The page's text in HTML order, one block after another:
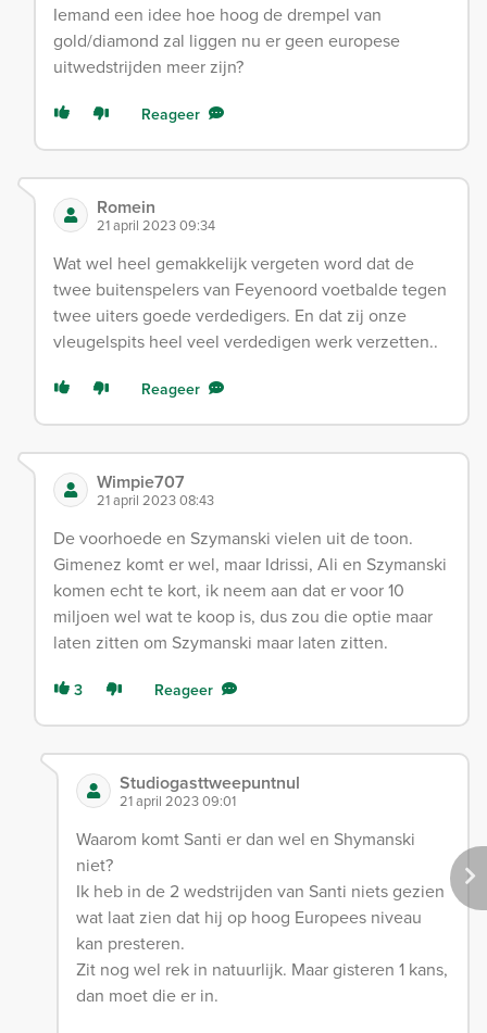
Iemand een idee hoe hoog de drempel van
gold/diamond zal liggen nu er geen europese
uitwedstrijden meer zijn?
Reageer
Romein
21 april 2023 09:34
Wat wel heel gemakkelijk vergeten word dat de
twee buitenspelers van Feyenoord voetbalde tegen
twee uiters goede verdedigers. En dat zij onze
vleugelspits heel veel verdedigen werk verzetten..
Reageer
Wimpie707
21 april 2023 08:43
De voorhoede en Szymanski vielen uit de toon.
Gimenez komt er wel, maar Idrissi, Ali en Szymanski
komen echt te kort, ik neem aan dat er voor 10
miljoen wel wat te koop is, dus zou die optie maar
laten zitten om Szymanski maar laten zitten.
3 Reageer
Studiogasttweepuntnul
21 april 2023 09:01
Waarom komt Santi er dan wel en Shymanski
niet?
Ik heb in de 2 wedstrijden van Santi niets gezien
wat laat zien dat hij op hoog Europees niveau
kan presteren.
Zit nog wel rek in natuurlijk. Maar gisteren 1 kans,
dan moet die er in.